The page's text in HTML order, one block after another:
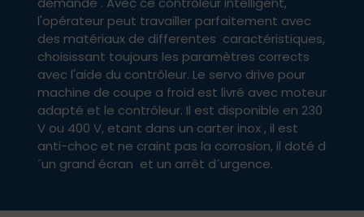
l'opérateur peut travailler parfaitement avec
des matériaux de differentes caractéristiques,
choisissant toujours les paramètres corrects
avec l'aide du contrôleur. Le servo drive pour
machine de coupe a froid est livré avec moteur
adapté et le contrôleur. Il est disponible en 230
V ou 400 V, etant dans un carter inox , il est
anti-choc et ne craint pas la corrosion, il doté d
´un grand écran et un arrêt d´urgence.